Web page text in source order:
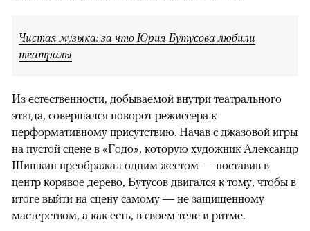
Чистая музыка: за что Юрия Бутусова любили
театралы
Из естественности, добываемой внутри театрального
этюда, совершался поворот режиссера к
перформативному присутствию. Начав с джазовой игры
на пустой сцене в «Годо», которую художник Александр
Шишкин преображал одним жестом — поставив в
центр корявое дерево, Бутусов двигался к тому, чтобы в
итоге выйти на сцену самому — не защищенному
мастерством, а как есть, в своем теле и ритме.